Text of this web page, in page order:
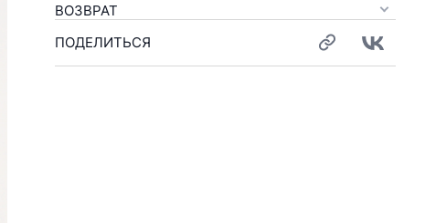
ВОЗВРАТ
ПОДЕЛИТЬСЯ